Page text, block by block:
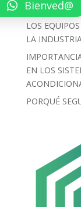
PROCESO
LOS
LA
EN LOS
PORQUÉ
Bienved@